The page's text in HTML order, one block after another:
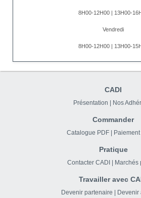
8H00-12H00 | 13H00-
Vendredi
8H00-12H00 | 13H00-
CADI
Présentation | Nos
Commander
Catalogue PDF | Paiement
Pratique
Contacter CADI | Marchés
Travailler avec
Devenir partenaire | Devenir